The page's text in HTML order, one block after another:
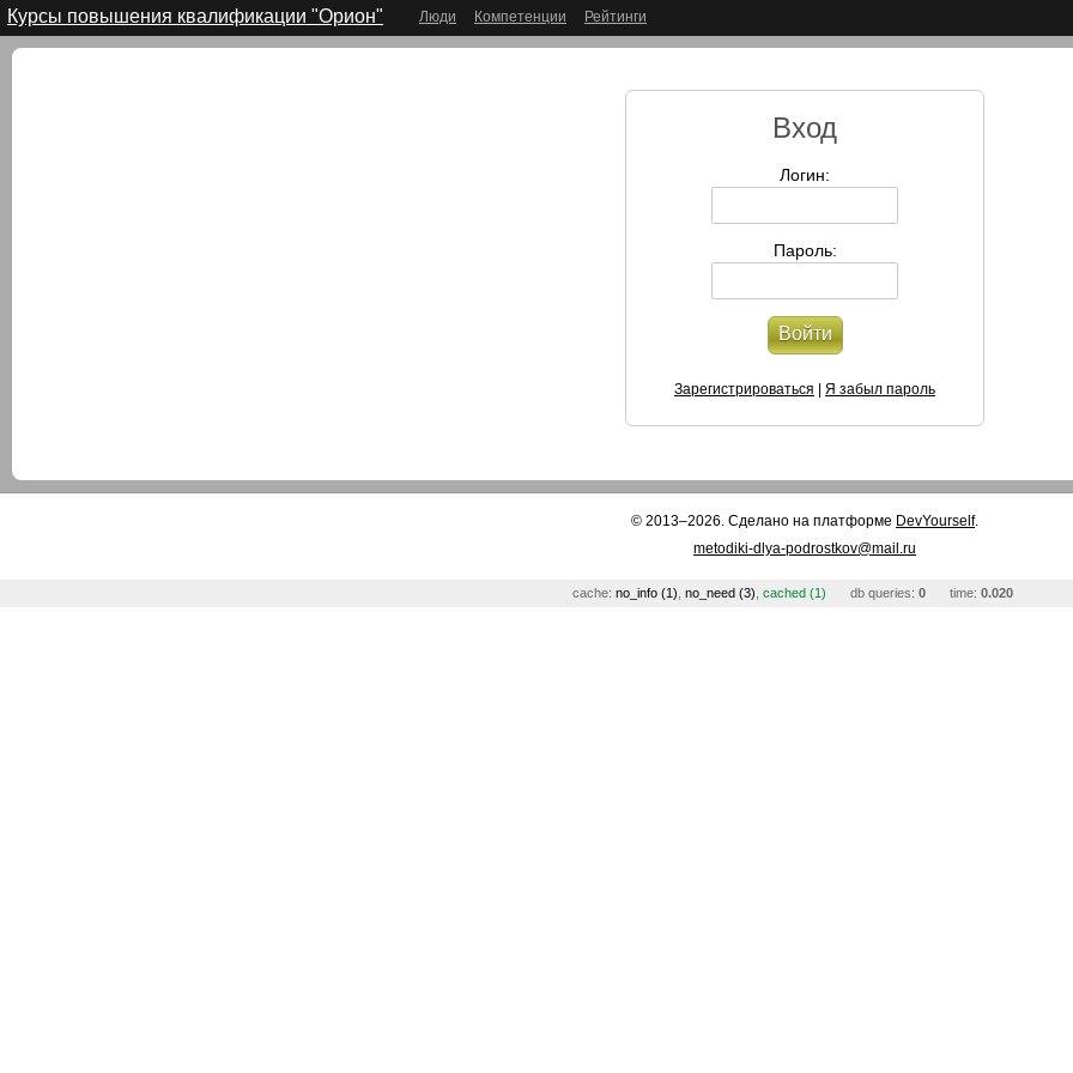
Курсы повышения квалификации "Орион" Люди Компетенции Рейтинги
Вход
Логин:
Пароль:
Войти
Зарегистрироваться Я забыл пароль
© 2013–2026. Сделано на платформе DevYourself.
metodiki-dlya-podrostkov@mail.ru
cache: no_info (1) no_need (3) cached (1) db queries: 0 time: 0.020